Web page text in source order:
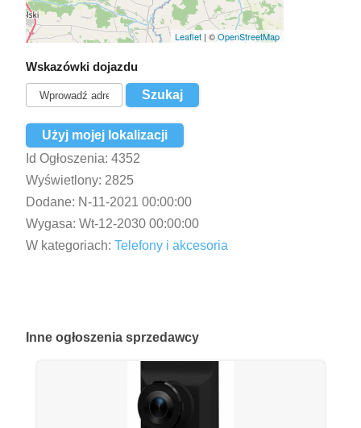
Leaflet | ©OpenStreetMap
Wskazówki dojazdu
Użyj mojej lokalizacji
Id Ogłoszenia: 4352
Wyświetlony: 2825
Dodane: N-11-2021 00:00:00
Wygasa: Wt-12-2030 00:00:00
W kategoriach: Telefony i akcesoria
Inne ogłoszenia sprzedawcy